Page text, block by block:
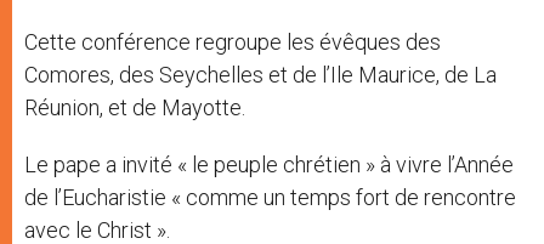
Cette conférence regroupe les évêques des
Comores, des Seychelles et de l’Ile Maurice, de La
Réunion, et de Mayotte.
Le pape a invité « le peuple chrétien » à vivre l’Année
de l’Eucharistie « comme un temps fort de rencontre
avec le Christ ».